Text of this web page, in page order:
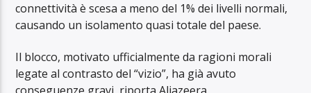
connettività è scesa a meno del 1% dei livelli normali,
causando un isolamento quasi totale del paese.
Il blocco, motivato ufficialmente da ragioni morali
legate al contrasto del “vizio”, ha già avuto